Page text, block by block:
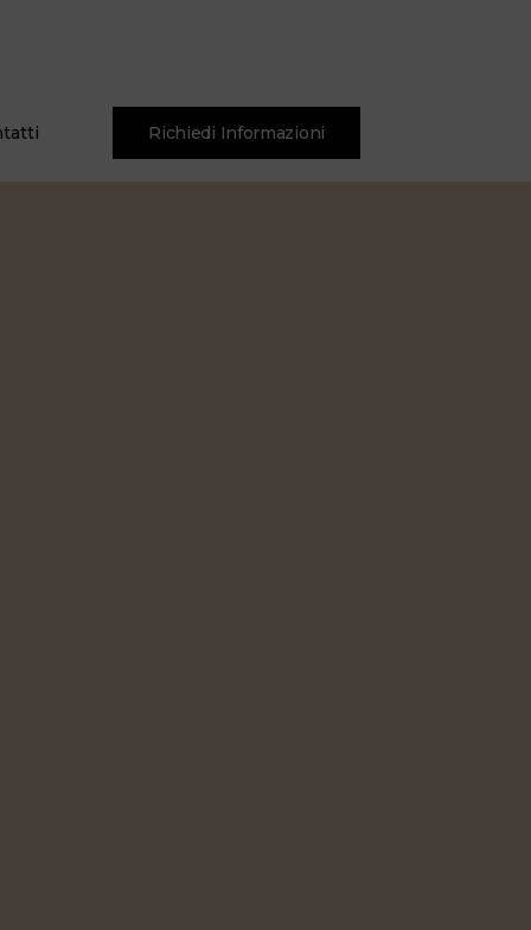
Richiedi Informazioni